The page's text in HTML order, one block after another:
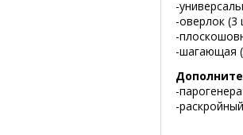
-
-оверлок (3
-
-шагающая
-
-